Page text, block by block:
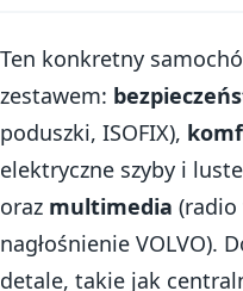
Ten konkretny
zestawem:
poduszki, ISOFIX),
elektryczne szyby i
oraz multimedia (radio
nagłośnienie VOLVO).
detale, takie jak